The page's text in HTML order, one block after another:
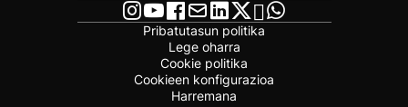
Pribatutasun politika
Lege oharra
Cookie politika
Cookieen konfigurazioa
Harremana